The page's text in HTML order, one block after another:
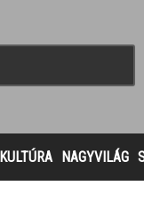
KULTÚRA NAGYVILÁG